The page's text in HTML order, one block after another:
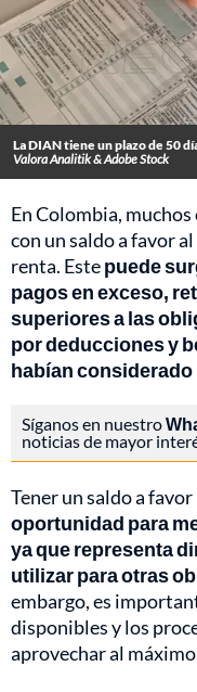
La DIAN tiene un plazo de 50
Valora Analitik & Adobe Stock
En Colombia,
con un saldo a favor
renta. Estepuede
pagos en exceso,
superiores a las
por deducciones y
habían
Síganos en nuestro
noticias de mayor
Tener un saldo a favor
oportunidad para
ya que representa
utilizar para otras
embargo, es
disponibles y los
aprovechar al